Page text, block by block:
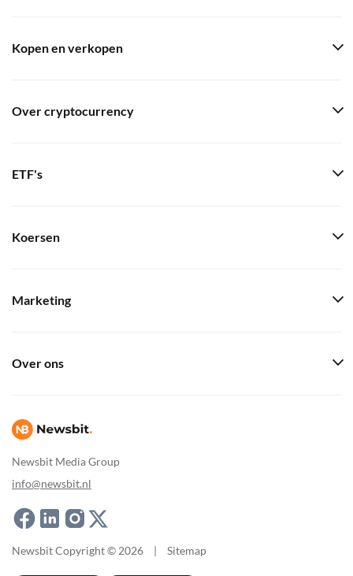
Newsbit Media Group
info@newsbit.nl
Kopen en verkopen
Over cryptocurrency
ETF's
Koersen
Marketing
Over ons
Newsbit Copyright © 2026 | Sitemap